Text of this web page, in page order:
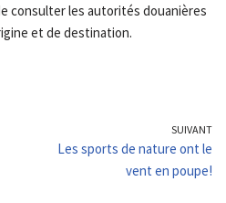
consulter les autorités douanières
et de destination.
SUIVANT
Les sports de nature ont le
vent en poupe!